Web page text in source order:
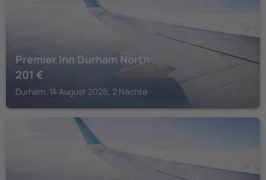
Premier Inn Durham North
201 €
Durham, 14 August 2026, 2 Nächte